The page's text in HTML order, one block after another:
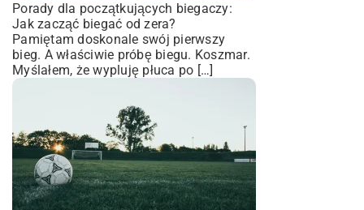
Porady dla początkujących biegaczy:
Jak zacząć biegać od zera?
Pamiętam doskonale swój pierwszy
bieg. A właściwie próbę biegu. Koszmar.
Myślałem, że wypluję płuca po […]